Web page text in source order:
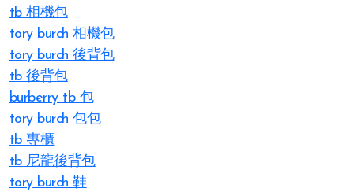
tb 相機包
tory burch 相機包
tory burch 後背包
tb 後背包
burberry tb 包
tory burch 包包
tb 專櫃
tb 尼龍後背包
tory burch 鞋